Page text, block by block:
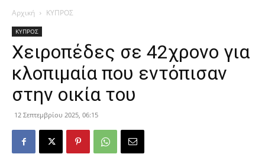
Αρχική ΚΥΠΡΟΣ
ΚΥΠΡΟΣ
Χειροπέδες σε 42χρονο για
κλοπιμαία που εντόπισαν
στην οικία του
12 Σεπτεμβρίου 2025, 06:15